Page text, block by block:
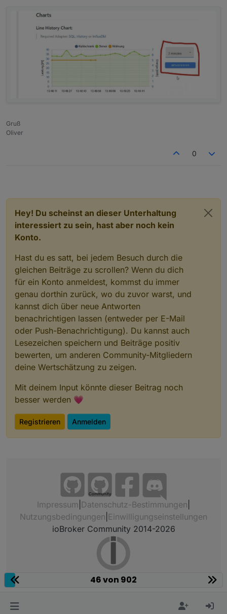
Warte, das ist das Widget List
Du meinst ja Value Select
Gruß
Oliver
0
Hey! Du scheinst an dieser Unterhaltung
interessiert zu sein, hast aber noch kein
Konto.
Hast du es satt, bei jedem Besuch durch die
gleichen Beiträge zu scrollen? Wenn du dich
für ein Konto anmeldest, kommst du immer
genau dorthin zurück, wo du zuvor warst, und
kannst dich über neue Antworten
benachrichtigen lassen (entweder per E-Mail
oder Push-Benachrichtigung). Du kannst auch
Lesezeichen speichern und Beiträge positiv
bewerten, um anderen Community-Mitgliedern
deine Wertschätzung zu zeigen.
Mit deinem Input könnte dieser Beitrag noch
besser werden 💗
Registrieren Anmelden
Community
Impressum Datenschutz-Bestimmungen
Nutzungsbedingungen Einwilligungseinstellungen
ioBroker Community 2014-2026
46 von 902